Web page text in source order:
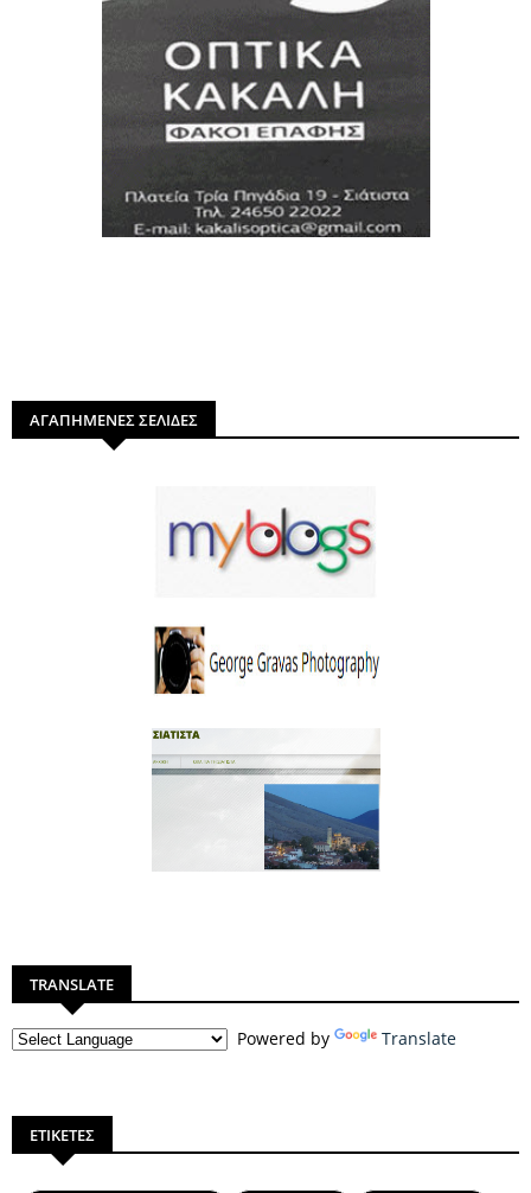
ΑΓΑΠΗΜΕΝΕΣ ΣΕΛΙΔΕΣ
TRANSLATE
Powered by Translate
ΕΤΙΚΕΤΕΣ